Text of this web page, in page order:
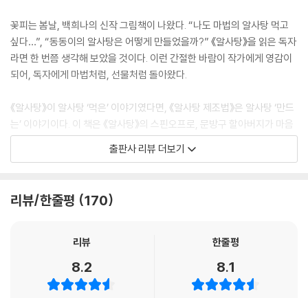
신비한 비법서의 느낌이 납니다. 우리 함께 문방구 할아버지를 따라 알사
탕 레시피에 도전해 볼까요?
꽃피는 봄날, 백희나의 신작 그림책이 나왔다. “나도 마법의 알사탕 먹고
싶다…”, “동동이의 알사탕은 어떻게 만들었을까?” 《알사탕》을 읽은 독자
라면 한 번쯤 생각해 보았을 것이다. 이런 간절한 바람이 작가에게 영감이
되어, 독자에게 마법처럼, 선물처럼 돌아왔다.
《알사탕》이 알사탕 ‘먹은’ 이야기였다면, 《알사탕 제조법》은 알사탕 ‘만드
는’ 이야기이다. 이 책은 《알사탕》의 스핀오프로, 문방구 할아버지가 마음
의 소리를 들려주는 신비한 알사탕 만드는 비법을 자세하게 알려준다.
들고, 독자와 더 가깝게 소통하고 싶다”라며 스토리보울을 열게 된 짧은 소
#별빛 아래에서 시작되는 알사탕의 비법
출판사 리뷰 더보기
리뷰/한줄평 170
리뷰
8.2
한줄평
8.1